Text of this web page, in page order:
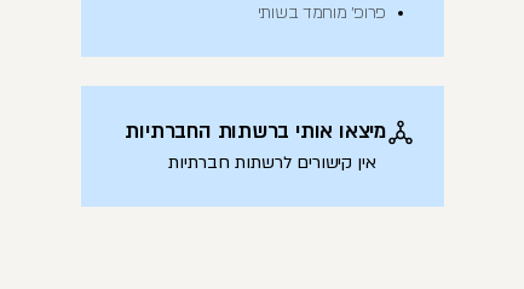
פרופ׳ מוחמד בשותי
מיצאו אותי ברשתות החברתיות
אין קישורים לרשתות חברתיות